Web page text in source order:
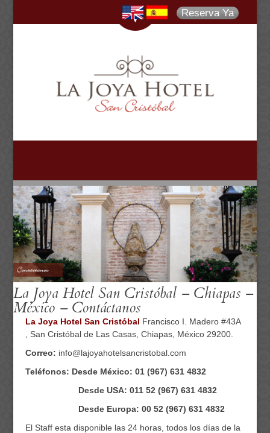
Reserva Ya
La Joya Hotel San Cristóbal – Chiapas –
México – Contáctanos
La Joya Hotel San Cristóbal Francisco I. Madero #43A
, San Cristóbal de Las Casas, Chiapas, México 29200.
Correo: info@lajoyahotelsancristobal.com
Teléfonos: Desde México: 01 (967) 631 4832
Desde USA: 011 52 (967) 631 4832
Desde Europa: 00 52 (967) 631 4832
El Staff esta disponible las 24 horas, todos los días de la